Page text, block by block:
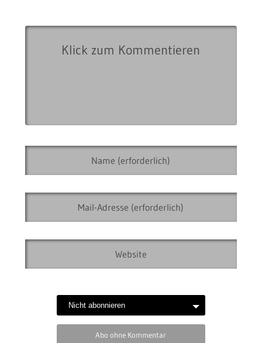
Abo ohne Kommentar